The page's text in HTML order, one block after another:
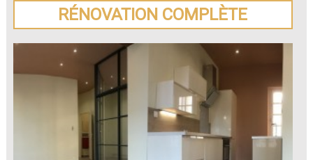
RÉNOVATION COMPLÈTE